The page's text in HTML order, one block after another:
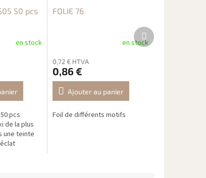
50 pcs
en stock
pcs
de la plus
une teinte
FOLIE 76
en stock
0,72 € HTVA
0,86 €
Ajouter au panier
Foil de différents motifs
Produit
suivant